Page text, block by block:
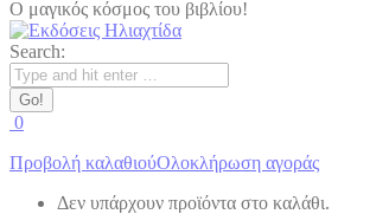
Ο μαγικός κόσμος του βιβλίου!
Search:
0
Προβολή καλαθιούΟλοκλήρωση αγοράς
Δεν υπάρχουν προϊόντα στο καλάθι.